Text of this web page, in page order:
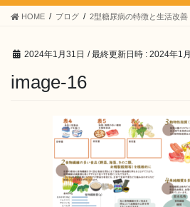
ス
ン
HOME ブログ 2型糖尿病の特徴と生活改善
2024年1月31日 / 最終更新日時 : 2024年1
image-16